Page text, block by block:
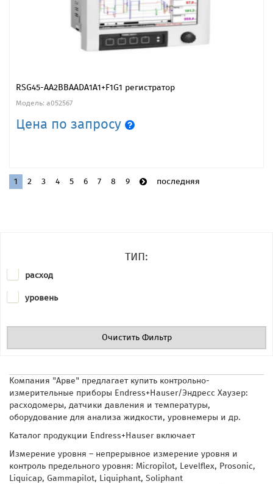
RSG45-AA2BBAADA1A1+F1G1 регистратор
Модель: a052567
Цена по запросу
1 2 3 4 5 6 7 8 9 последняя
ТИП:
расход
уровень
Очистить Фильтр
Компания "Арве" предлагает купить контрольно-
измерительные приборы Endress+Hauser/Эндресс Хаузер:
расходомеры, датчики давления и температуры,
оборудование для анализа жидкости, уровнемеры и др.
Каталог продукции Endress+Hauser включает
Измерение уровня – непрерывное измерение уровня и
контроль предельного уровня: Micropilot, Levelflex, Prosonic,
Liquicap, Gammapilot, Liquiphant, Soliphant